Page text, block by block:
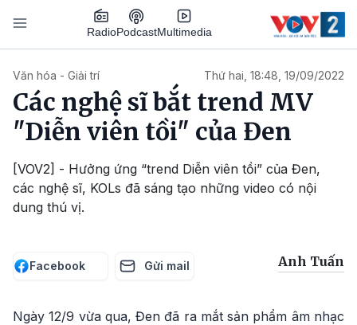
Nhảy đến nội dung
RadioPodcastMultimedia
Văn hóa - Giải trí Thứ hai, 18:48, 19/09/2022
Các nghệ sĩ bắt trend MV
"Diễn viên tồi" của Đen
[VOV2] - Hưởng ứng “trend Diễn viên tồi” của Đen,
các nghệ sĩ, KOLs đã sáng tạo những video có nội
dung thú vị.
Facebook Gửi mail Anh Tuấn
Ngày 12/9 vừa qua, Đen đã ra mắt sản phẩm âm nhạc